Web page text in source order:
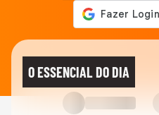
O ESSENCIAL DO DIA